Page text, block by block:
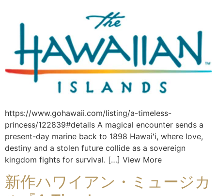
https://www.gohawaii.com/listing/a-timeless-
princess/122839#details A magical encounter sends a
present-day marine back to 1898 Hawaiʻi, where love,
destiny and a stolen future collide as a sovereign
kingdom fights for survival. […] View More
新作ハワイアン・ミュージカ